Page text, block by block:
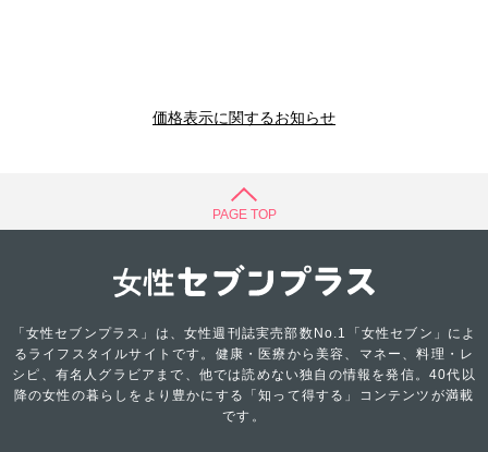
価格表示に関するお知らせ
PAGE TOP
「女性セブンプラス」は、女性週刊誌実売部数No.1「女性セブン」によ
るライフスタイルサイトです。健康・医療から美容、マネー、料理・レ
シピ、有名人グラビアまで、他では読めない独自の情報を発信。40代以
降の女性の暮らしをより豊かにする「知って得する」コンテンツが満載
です。